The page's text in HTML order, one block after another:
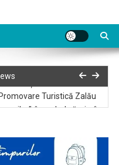
folosești
Turistică Zalău
în cadrul căruia, în
Sălaj
nuci la Zalau